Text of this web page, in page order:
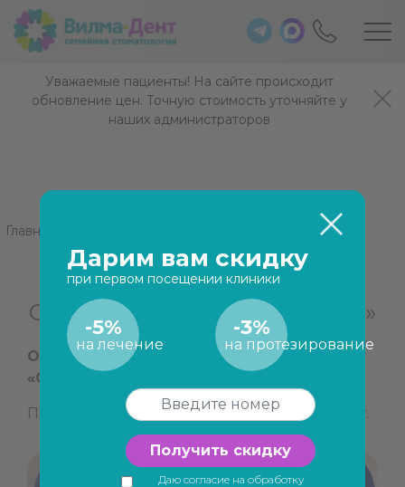
Уважаемые пациенты! На сайте происходит
обновление цен. Точную стоимость уточняйте у
наших администраторов
Главная Отбеливание «Opalescence»
Отбеливание «Opalescence»
Отбеливание зубов системой
«Opalescence».
Пациент 1: Фото ДО / Фото ПОСЛЕ 17.06.2014г.
Дарим вам скидку
при первом посещении клиники
-5%
на лечение
-3%
на протезирование
Получить скидку
Даю согласие на обработку